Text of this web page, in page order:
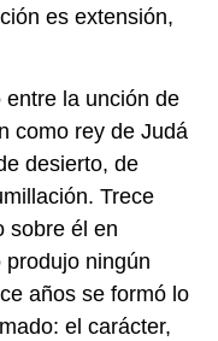
es extensión,
la unción de
como rey de Judá
desierto, de
Trece
sobre él en
ningún
años se formó lo
el carácter,